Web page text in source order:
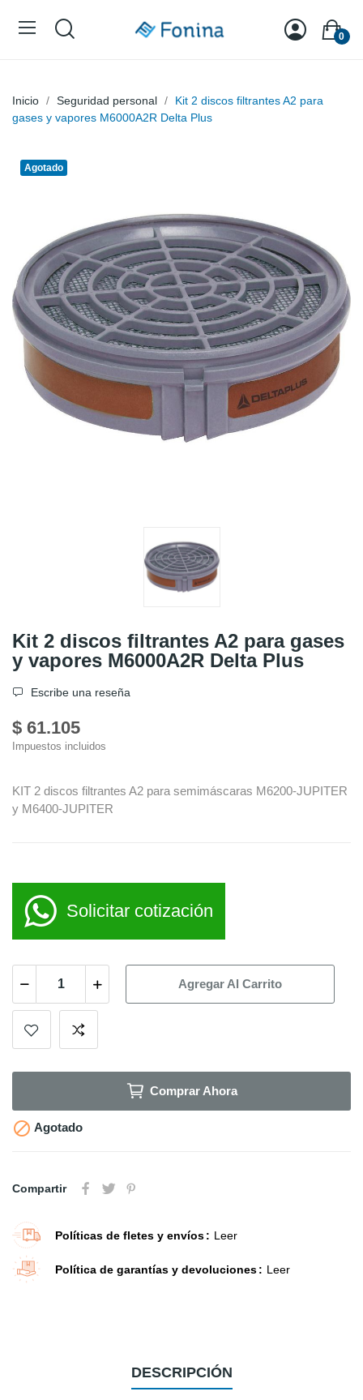
0
Inicio Seguridad personal
Kit 2 discos filtrantes A2 para
gases y vapores M6000A2R Delta Plus
Agotado
Kit 2 discos filtrantes A2 para gases
y vapores M6000A2R Delta Plus
Escribe una reseña
$ 61.105
Impuestos incluidos
KIT 2 discos filtrantes A2 para semimáscaras M6200-JUPITER
y M6400-JUPITER
Solicitar cotización
Agregar Al Carrito
Comprar Ahora
 Agotado
Compartir
Políticas de fletes y envíos Leer
Política de garantías y devoluciones Leer
DESCRIPCIÓN